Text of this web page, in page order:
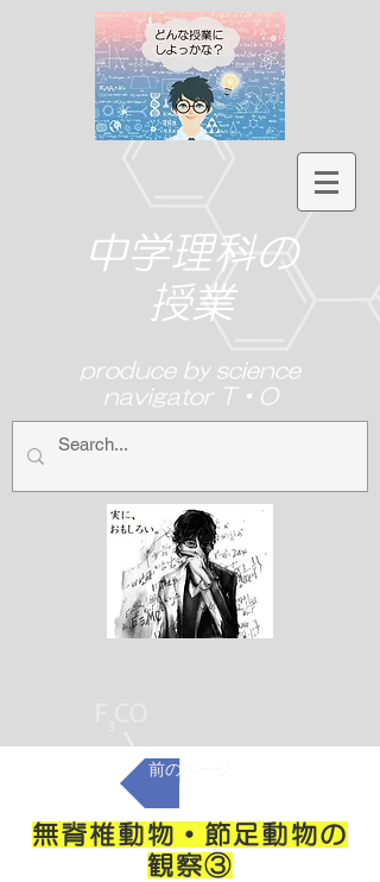
中学理科の
授業
produce by science
navigator T・O
前のページ
無脊椎動物・節足動物の
観察​③